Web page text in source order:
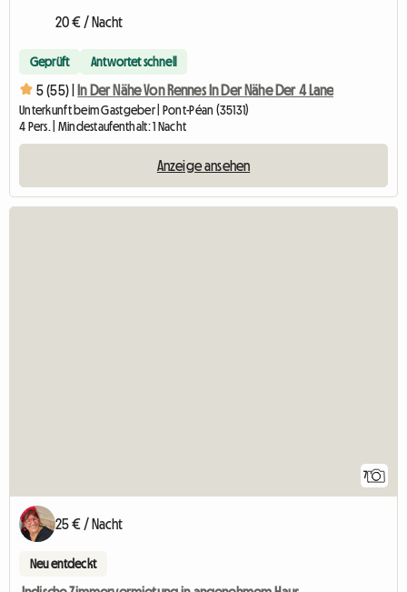
20 € / Nacht
Geprüft Antwortet schnell
5 (55) | In Der Nähe Von Rennes In Der Nähe Der 4 Lane
Unterkunft beim Gastgeber | Pont-Péan (35131)
4 Pers. | Mindestaufenthalt: 1 Nacht
Anzeige ansehen
7
25 € / Nacht
Neu entdeckt